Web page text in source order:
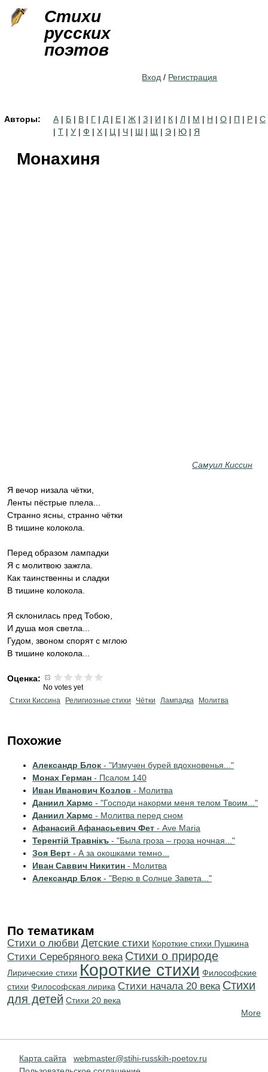
Стихи
русских
поэтов
Вход / Регистрация
Авторы: А | Б | В | Г | Д | Е | Ж | З | И | К | Л | М | Н | О | П | Р | С
| Т | У | Ф | Х | Ц | Ч | Ш | Щ | Э | Ю | Я
Монахиня
Самуил Киссин
Я вечор низала чётки,
Ленты пёстрые плела...
Странно ясны, странно чётки
В тишине колокола.
Перед образом лампадки
Я с молитвою зажгла.
Как таинственны и сладки
В тишине колокола.
Я склонилась пред Тобою,
И душа моя светла...
Гудом, звоном спорят с мглою
В тишине колокола...
Оценка:
No votes yet
Стихи Киссина
Религиозные стихи Чётки Лампадка Молитва
Похожие
Александр Блок - "Измучен бурей вдохновенья..."
Монах Герман - Псалом 140
Иван Иванович Козлов - Молитва
Даниил Хармс - "Господи накорми меня телом Твоим..."
Даниил Хармс - Молитва перед сном
Афанасий Афанасьевич Фет - Ave Maria
Терентiй Травнiкъ - "Была гроза – гроза ночная..."
Зоя Верт - А за окошками темно...
Иван Саввич Никитин - Молитва
Александр Блок - "Верю в Солнце Завета..."
По тематикам
Стихи о любви Детские стихи Короткие стихи Пушкина
Cтихи Серебряного века Стихи о природе
Лирические стихи Короткие стихи Философские
стихи Философская лирика Cтихи начала 20 века Стихи
для детей Стихи 20 века
More
Карта сайта
webmaster@stihi-russkih-poetov.ru